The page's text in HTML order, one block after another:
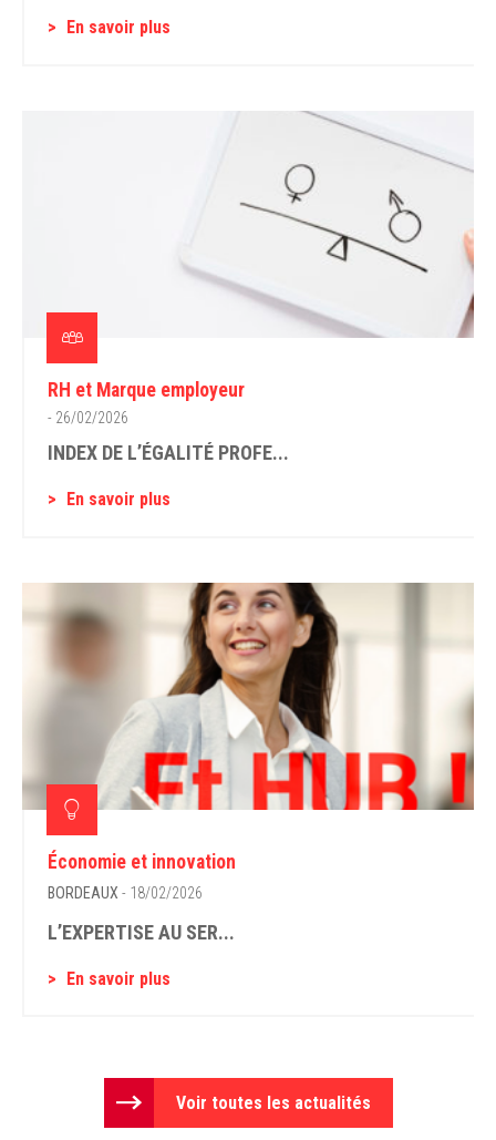
En savoir plus
RH et Marque employeur
- 26/02/2026
INDEX DE L’ÉGALITÉ PROFE...
En savoir plus
Économie et innovation
BORDEAUX - 18/02/2026
L’EXPERTISE AU SER...
En savoir plus
Voir toutes les actualités